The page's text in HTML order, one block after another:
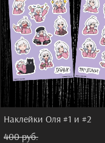
Наклейки Оля #1 и #2
400 pуб.